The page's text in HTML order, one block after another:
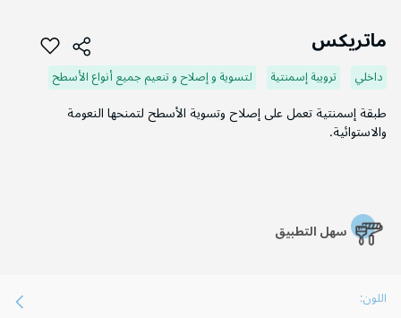
ماتريكس
داخلي ترويبة إسمنتية لتسوية و إصلاح و تنعيم جميع أنواع الأسطح
طبقة إسمنتية تعمل على إصلاح وتسوية الأسطح لتمنحها النعومة
والاستوائية.
سهل التطبيق
اللون:
إلى
بداية
معرض
الصور